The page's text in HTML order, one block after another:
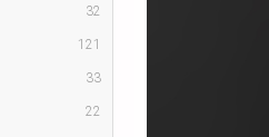
32
121
33
22